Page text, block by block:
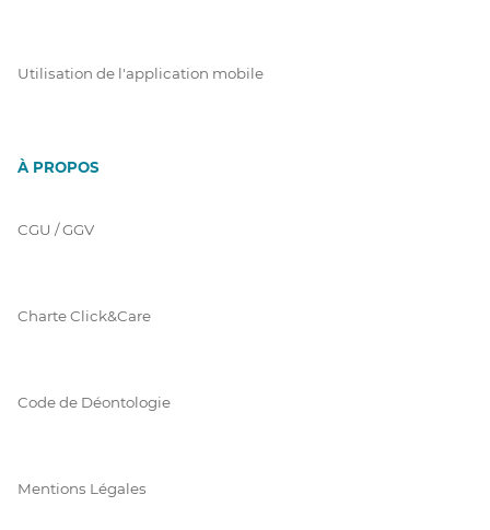
Utilisation de l'application mobile
À PROPOS
CGU / GGV
Charte Click&Care
Code de Déontologie
Mentions Légales